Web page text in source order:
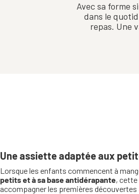
Avec sa forme
dans le
repas. Une
Une assiette adaptée aux
Lorsque les enfants commencent à
petits et à sa base antidérapante, cette
accompagner les premières